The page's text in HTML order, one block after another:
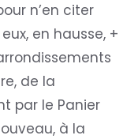
n’en citer
en hausse, +
de la
par le Panier
à la